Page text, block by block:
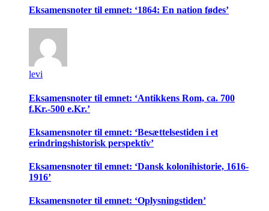
Eksamensnoter til emnet: ‘1864: En nation fødes’
levi
Eksamensnoter til emnet: ‘Antikkens Rom, ca. 700
f.Kr.-500 e.Kr.’
Eksamensnoter til emnet: ‘Besættelsestiden i et
erindringshistorisk perspektiv’
Eksamensnoter til emnet: ‘Dansk kolonihistorie, 1616-
1916’
Eksamensnoter til emnet: ‘Oplysningstiden’